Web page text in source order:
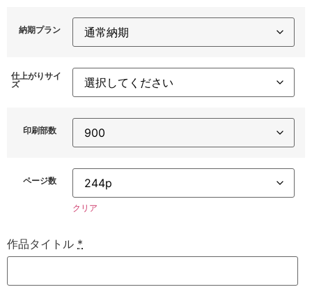
納期プラン
仕上がりサイ
ズ
印刷部数
ページ数
クリア
作品タイトル *